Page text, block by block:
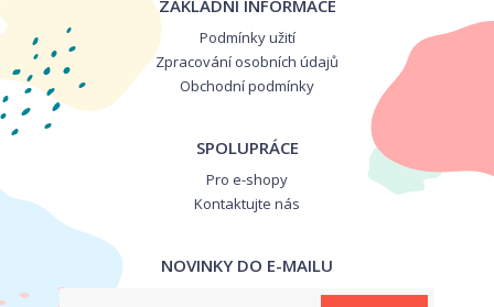
ZÁKLADNÍ INFORMACE
Podmínky užití
Zpracování osobních údajů
Obchodní podmínky
SPOLUPRÁCE
Pro e-shopy
Kontaktujte nás
NOVINKY DO E-MAILU